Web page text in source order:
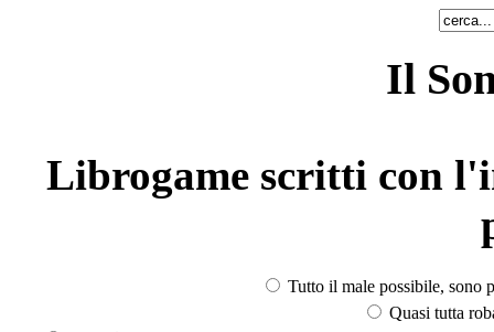
Il
Librogame scritti con
Tutto il male possibile, sono
Quasi tutta